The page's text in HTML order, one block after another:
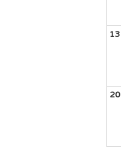
13
20